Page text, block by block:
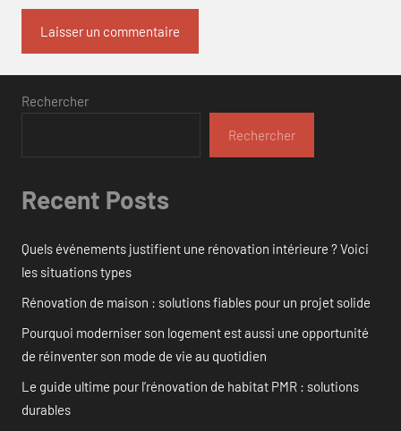
Rechercher
Rechercher
Recent Posts
Quels événements justifient une rénovation intérieure ? Voici
les situations types
Rénovation de maison : solutions fiables pour un projet solide
Pourquoi moderniser son logement est aussi une opportunité
de réinventer son mode de vie au quotidien
Le guide ultime pour l’rénovation de habitat PMR : solutions
durables